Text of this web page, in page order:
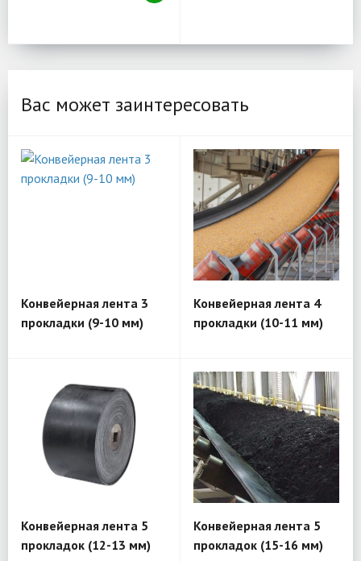
Вас может заинтересовать
Конвейерная лента 3
прокладки (9-10 мм)
Конвейерная лента 4
прокладки (10-11 мм)
Конвейерная лента 5
прокладок (12-13 мм)
Конвейерная лента 5
прокладок (15-16 мм)